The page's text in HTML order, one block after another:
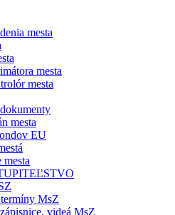
mesta
mesta
mesta
mesta
EU
mesta
MsZ
videá MsZ